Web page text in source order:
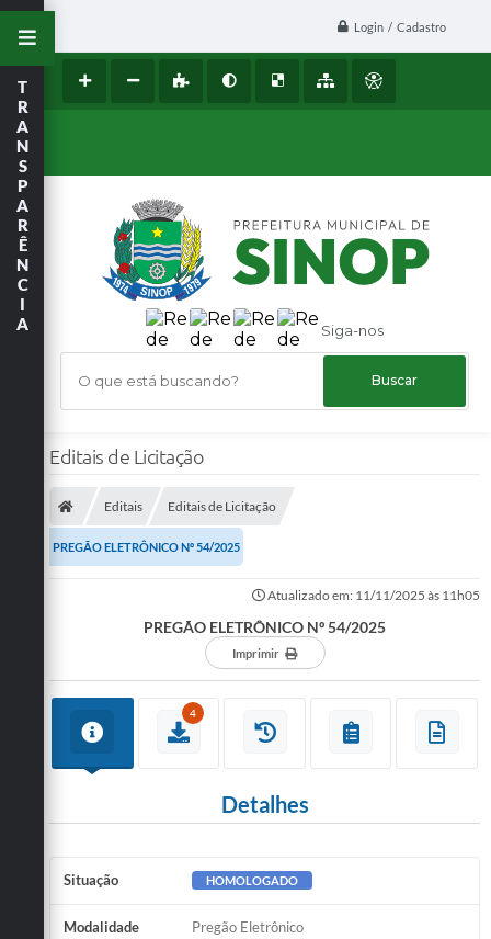
Login / Cadastro
Siga-nos
O que está buscando?
T
R
A
N
S
P
A
R
Ê
N
C
I
A
Editais de Licitação
Editais Editais de Licitação
PREGÃO ELETRÔNICO Nº 54/2025
Atualizado em: 11/11/2025 às 11h05
PREGÃO ELETRÔNICO Nº 54/2025
Imprimir
4
Detalhes
Situação HOMOLOGADO
Modalidade Pregão Eletrônico